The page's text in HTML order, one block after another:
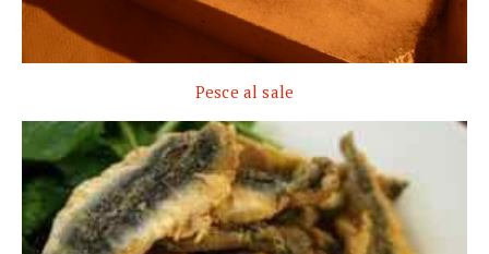
Pesce al sale